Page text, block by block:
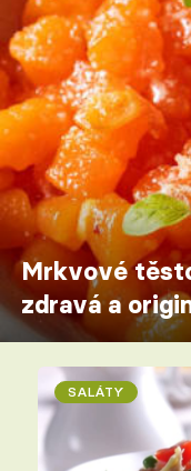
Mrkvové
zdravá a
SALÁTY